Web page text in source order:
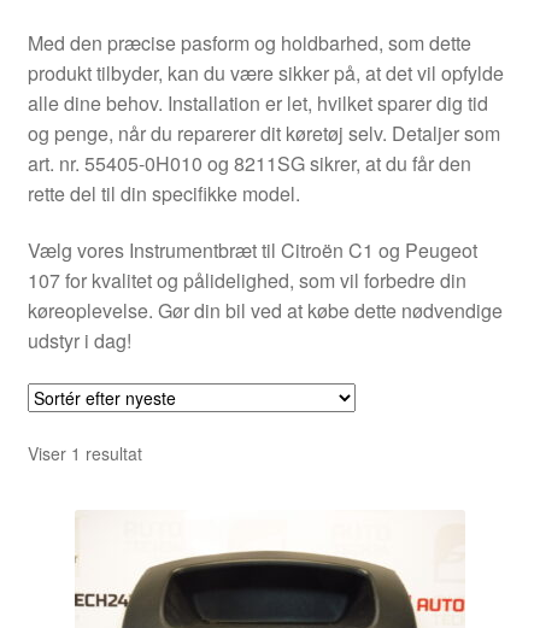
Levering
Min Konto
Om os
Vilkår og betingelser
Med den præcise pasform og holdbarhed, som dette
produkt tilbyder, kan du være sikker på, at det vil opfylde
alle dine behov. Installation er let, hvilket sparer dig tid
og penge, når du reparerer dit køretøj selv. Detaljer som
art. nr. 55405-0H010 og 8211SG sikrer, at du får den
rette del til din specifikke model.
Vælg vores Instrumentbræt til Citroën C1 og Peugeot
107 for kvalitet og pålidelighed, som vil forbedre din
køreoplevelse. Gør din bil ved at købe dette nødvendige
udstyr i dag!
Viser 1 resultat